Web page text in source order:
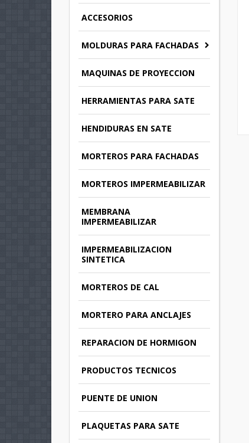
ACCESORIOS
MOLDURAS PARA FACHADAS
MAQUINAS DE PROYECCION
HERRAMIENTAS PARA SATE
HENDIDURAS EN SATE
MORTEROS PARA FACHADAS
MORTEROS IMPERMEABILIZAR
MEMBRANA
IMPERMEABILIZAR
IMPERMEABILIZACION
SINTETICA
MORTEROS DE CAL
MORTERO PARA ANCLAJES
REPARACION DE HORMIGON
PRODUCTOS TECNICOS
PUENTE DE UNION
PLAQUETAS PARA SATE